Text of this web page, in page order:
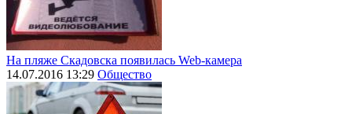
На пляже Скадовска появилась Web-камера
14.07.2016 13:29 Общество